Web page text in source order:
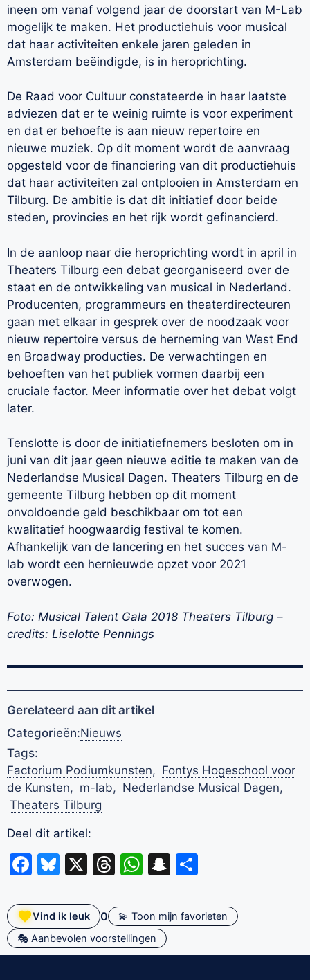
ineen om vanaf volgend jaar de doorstart van M-Lab
mogelijk te maken. Het productiehuis voor musical
dat haar activiteiten enkele jaren geleden in
Amsterdam beëindigde, is in heroprichting.
De Raad voor Cultuur constateerde in haar laatste
adviezen dat er te weinig ruimte is voor experiment
en dat er behoefte is aan nieuw repertoire en
nieuwe muziek. Op dit moment wordt de aanvraag
opgesteld voor de financiering van dit productiehuis
dat haar activiteiten zal ontplooien in Amsterdam en
Tilburg. De ambitie is dat dit initiatief door beide
steden, provincies en het rijk wordt gefinancierd.
In de aanloop naar die heroprichting wordt in april in
Theaters Tilburg een debat georganiseerd over de
staat en de ontwikkeling van musical in Nederland.
Producenten, programmeurs en theaterdirecteuren
gaan met elkaar in gesprek over de noodzaak voor
nieuw repertoire versus de herneming van West End
en Broadway producties. De verwachtingen en
behoeften van het publiek vormen daarbij een
cruciale factor. Meer informatie over het debat volgt
later.
Tenslotte is door de initiatiefnemers besloten om in
juni van dit jaar geen nieuwe editie te maken van de
Nederlandse Musical Dagen. Theaters Tilburg en de
gemeente Tilburg hebben op dit moment
onvoldoende geld beschikbaar om tot een
kwalitatief hoogwaardig festival te komen.
Afhankelijk van de lancering en het succes van M-
lab wordt een hernieuwde opzet voor 2021
overwogen.
Foto: Musical Talent Gala 2018 Theaters Tilburg –
credits: Liselotte Pennings
Gerelateerd aan dit artikel
Categorieën:Nieuws
Tags:
Factorium Podiumkunsten, Fontys Hogeschool voor
de Kunsten, m-lab, Nederlandse Musical Dagen,
Theaters Tilburg
Deel dit artikel:
Facebook
Bluesky
X Threads
WhatsApp
Snapchat
Vind ik leuk 0
💫 Toon mijn favorieten
🎭 Aanbevolen voorstellingen